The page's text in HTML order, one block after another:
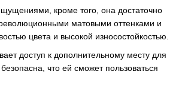
кроме того, она достаточно
революционными матовыми оттенками и
цвета и высокой износостойкостью.
доступ к дополнительному месту для
что ей сможет пользоваться